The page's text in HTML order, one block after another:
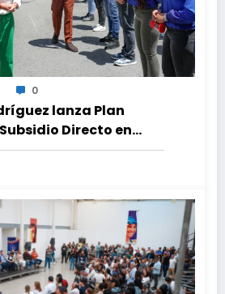
0
lanza Plan
Directo en
de Condominio